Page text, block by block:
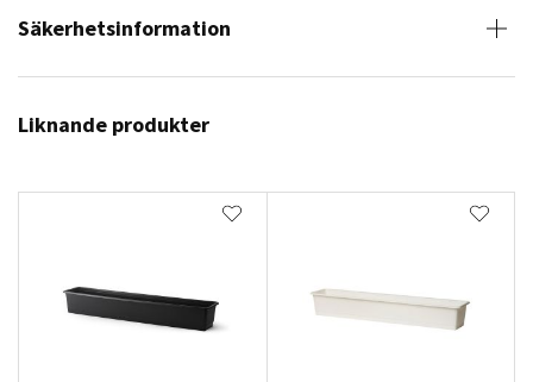
Säkerhetsinformation
Liknande produkter